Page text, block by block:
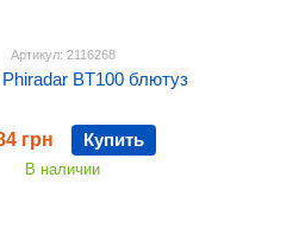
Артикул: 2116268
BT100 блютуз
грн Купить
В наличии